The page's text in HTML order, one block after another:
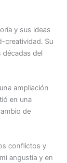
y sus ideas
creatividad. Su
décadas del
ampliación
en una
de
conflictos y
angustia y en